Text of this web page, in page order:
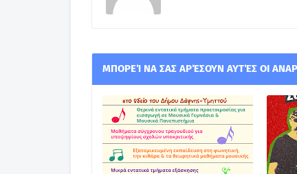
ΜΠΟΡΕΊ ΝΑ ΣΑΣ ΑΡΈΣΟΥΝ ΑΥΤΈΣ ΟΙ